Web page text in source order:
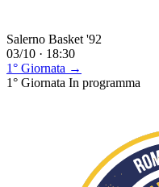
Salerno Basket '92
03/10 · 18:30
1° Giornata →
1° Giornata In programma